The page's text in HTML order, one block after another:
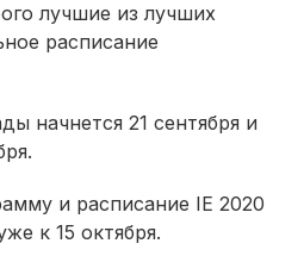
лучшие из лучших
расписание
начнется 21 сентября и
и расписание IE 2020
к 15 октября.